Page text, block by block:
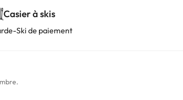
Casier à skis
Ski de paiement